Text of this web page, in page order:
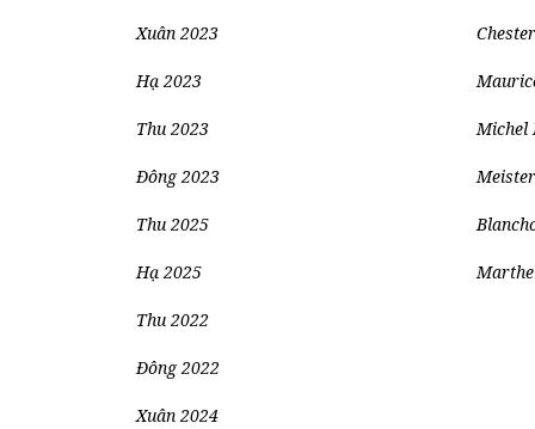
Xuân 2023
Hạ 2023
Thu 2023
Đông 2023
Thu 2025
Hạ 2025
Thu 2022
Đông 2022
Xuân 2024
Michel